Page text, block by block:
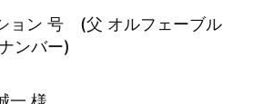
ョン 号 (父 オルフェーブル
ンバー)